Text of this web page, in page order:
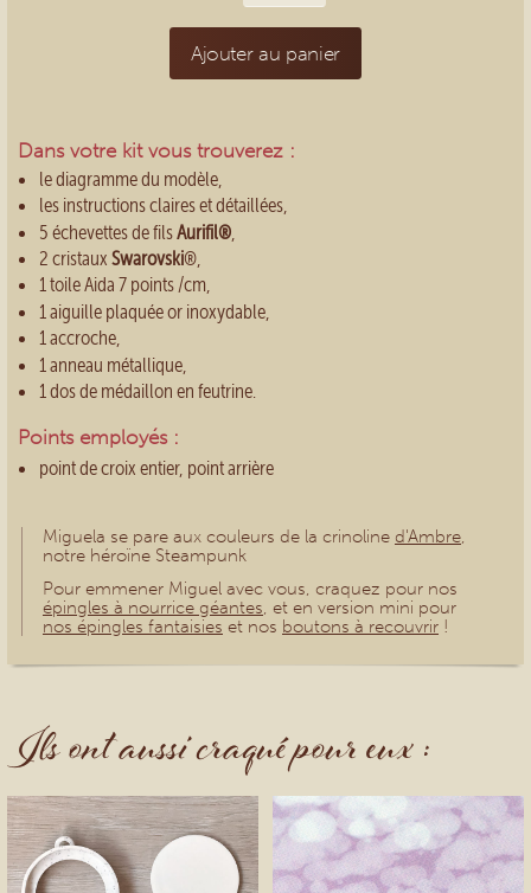
Dans votre kit vous trouverez :
le diagramme du modèle,
les instructions claires et détaillées,
5 échevettes de filsAurifil®,
2 cristaux Swarovski®,
1 toile Aida 7 points /cm,
1 aiguille plaquée or inoxydable,
1 accroche,
1 anneau métallique,
1 dos de médaillon en feutrine.
Points employés :
point de croix entier, point arrière
Ajouter au panier
Miguela se pare aux couleurs de la crinoline d'Ambre,
notre héroïne Steampunk
Pour emmener Miguel avec vous, craquez pour nos
épingles à nourrice géantes, et en version mini pour
nos épingles fantaisies et nos boutons à recouvrir !
Ils ont aussi craqué pour eux :